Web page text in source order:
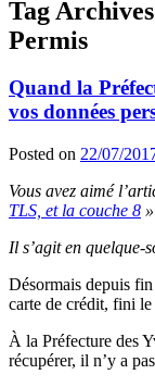
Tag
Permis
Quand la
vos données
Posted on 22/07/
Vous avez aimé
TLS, et la couche 8
Il s’agit en quelque-
Désormais depuis
carte de crédit, fini
À la Préfecture des
récupérer, il n’y a